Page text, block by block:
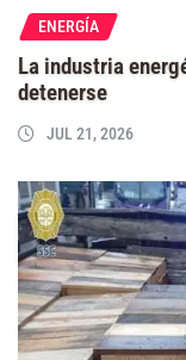
ENERGÍA
La industria
detenerse
JUL 21, 2026